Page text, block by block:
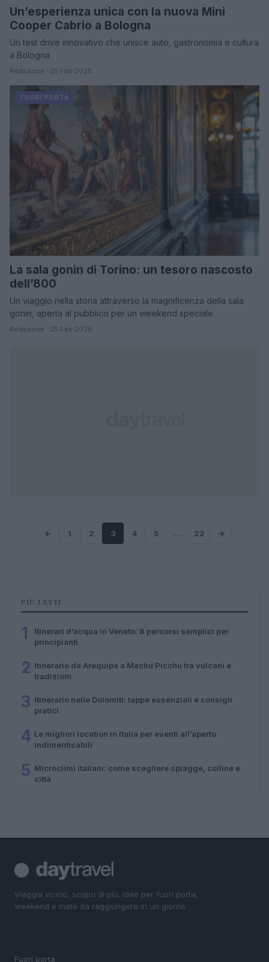
Un’esperienza unica con la nuova Mini
Cooper Cabrio a Bologna
Un test drive innovativo che unisce auto, gastronomia e cultura
a Bologna
Redazione · 25 Feb 2025
FUORI PORTA
La sala gonin di Torino: un tesoro nascosto
dell’800
Un viaggio nella storia attraverso la magnificenza della sala
gonin, aperta al pubblico per un weekend speciale.
Redazione · 25 Feb 2025
← 1 2 3 4 5 … 22 →
PIÙ LETTI
1
Itinerari d’acqua in Veneto: 8 percorsi semplici per
principianti
2 Itinerario da Arequipa a Machu Picchu tra vulcani e
tradizioni
3 Itinerario nelle Dolomiti: tappe essenziali e consigli
pratici
4 Le migliori location in Italia per eventi all’aperto
indimenticabili
5 Microclimi italiani: come scegliere spiagge, colline e
città
Viaggia vicino, scopri di più. Idee per fuori porta,
weekend e mete da raggiungere in un giorno.
Fuori porta